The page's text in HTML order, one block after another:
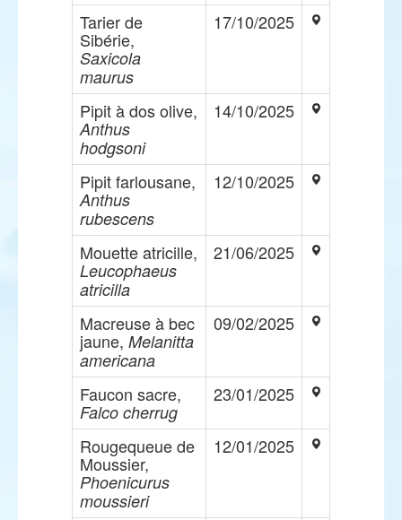
Tarier de
Sibérie,
Saxicola
maurus
17/10/2025
Pipit à dos olive,
Anthus
hodgsoni
14/10/2025
Pipit farlousane,
Anthus
rubescens
12/10/2025
Mouette atricille,
Leucophaeus
atricilla
21/06/2025
Macreuse à bec
jaune, Melanitta
americana
09/02/2025
Faucon sacre,
Falco cherrug
23/01/2025
Rougequeue de
Moussier,
Phoenicurus
moussieri
12/01/2025